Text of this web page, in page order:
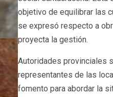
objetivo de equilibrar las
se expresó respecto a
proyecta la gestión.
Autoridades provinciales
representantes de las
fomento para abordar la